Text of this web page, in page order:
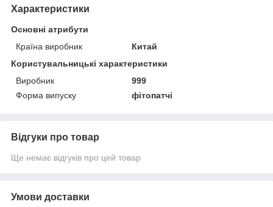
Характеристики
Основні атрибути
Країна виробник
Китай
Користувальницькі характеристики
Виробник
999
Форма випуску
фітопатчі
Відгуки про товар
Ще немає відгуків про цей товар
Умови доставки